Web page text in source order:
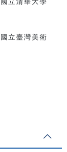
立清華大學
立臺灣美術